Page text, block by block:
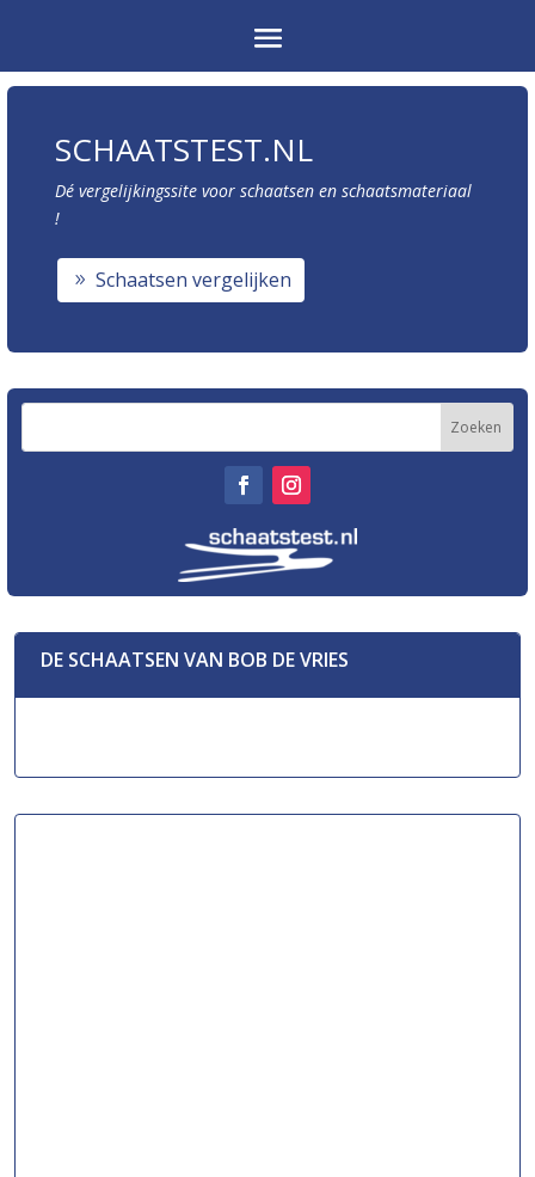
SCHAATSTEST.NL
Dé vergelijkingssite voor schaatsen en schaatsmateriaal
!
Schaatsen vergelijken
DE SCHAATSEN VAN BOB DE VRIES